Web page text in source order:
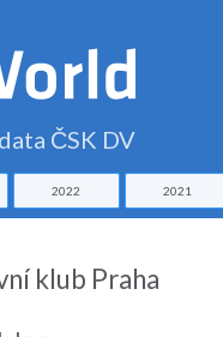
ČSK DV
2022 2021
klub Praha